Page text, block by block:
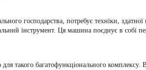
господарства, потребує техніки,
інструмент. Ця машина поєднує в собі
такого багатофункціонального комплексу.